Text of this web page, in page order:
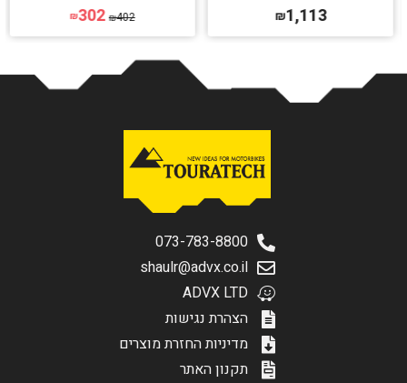
₪1,113
₪402
₪302
073-783-8800
shaulr@advx.co.il
ADVX LTD
הצהרת נגישות
מדיניות החזרת מוצרים
תקנון האתר